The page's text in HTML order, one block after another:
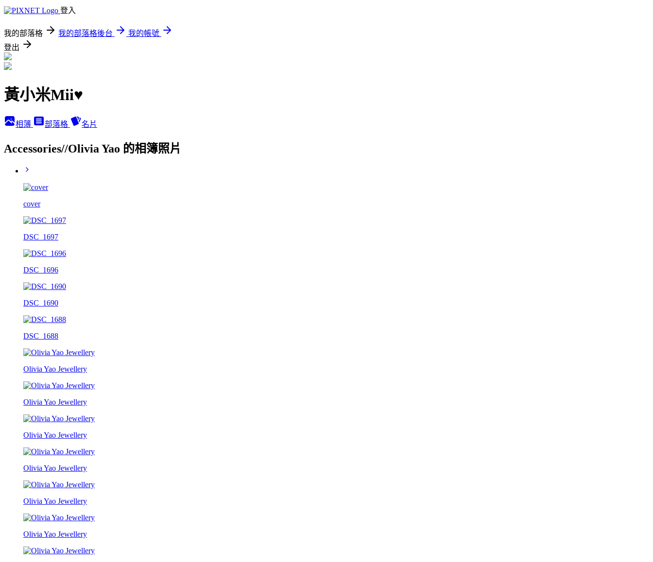
登入
我的部落格 我的部落格後台
我的帳號
登出
黃小米Mii♥
相簿 部落格 名片
Accessories//Olivia Yao 的相簿照片
cover
DSC_1697
DSC_1696
DSC_1690
DSC_1688
Olivia Yao Jewellery
Olivia Yao Jewellery
Olivia Yao Jewellery
Olivia Yao Jewellery
Olivia Yao Jewellery
Olivia Yao Jewellery